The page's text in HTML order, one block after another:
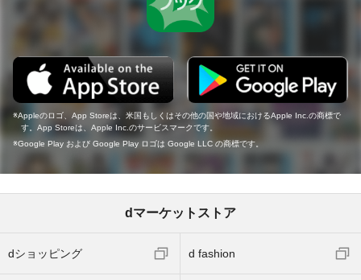
Appleのロゴ、App Storeは、米国もしくはその他の国や地域におけるApple Inc.の商標で
す。App Storeは、Apple Inc.のサービスマークです。
Google Play および Google Play ロゴは Google LLC の商標です。
dマーケットストア
dショッピング d fashion